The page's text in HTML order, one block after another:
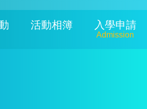
活動相簿 入學申請
Admission